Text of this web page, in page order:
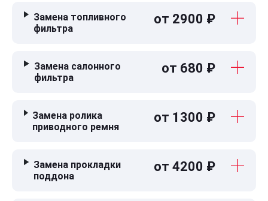
Замена топливного
фильтра
от 2900 ₽
Замена салонного
фильтра
от 680 ₽
Замена ролика
приводного ремня
от 1300 ₽
Замена прокладки
поддона
от 4200 ₽